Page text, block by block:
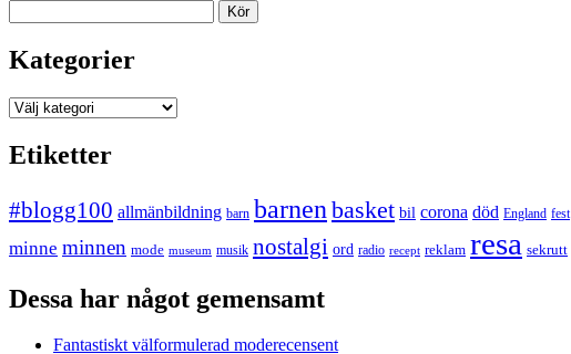
Kategorier
Kategorier
Etiketter
#blogg100 allmänbildning barn barnen basket bil corona död England fest
minne minnen mode museum musik nostalgi ord radio recept reklam resa sekrutt
Dessa har något gemensamt
Fantastiskt välformulerad moderecensent